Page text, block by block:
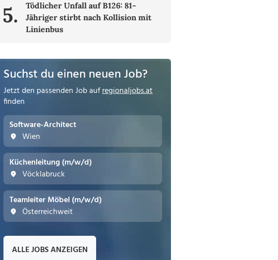
5.
Tödlicher Unfall auf B126: 81-
Jähriger stirbt nach Kollision mit
Linienbus
Suchst du einen neuen Job?
Jetzt den passenden Job aufregionaljobs.at
finden
Software-Architect
Wien
Küchenleitung (m/w/d)
Vöcklabruck
Teamleiter Möbel (m/w/d)
Österreichweit
ALLE JOBS ANZEIGEN